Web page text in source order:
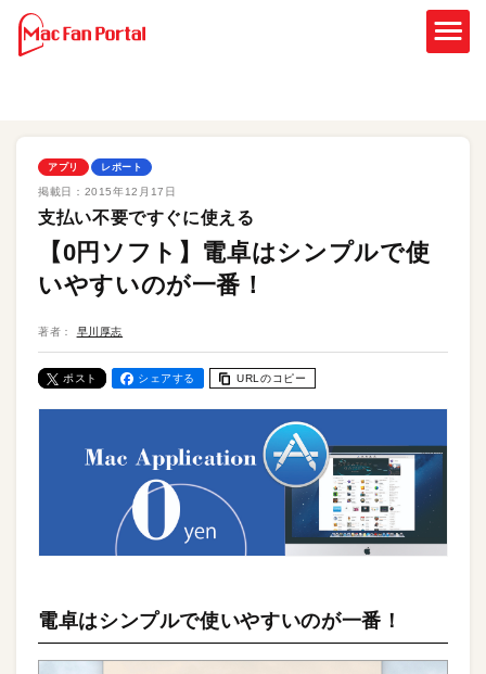
アプリ レポート
掲載日： 2015年12月17日
支払い不要ですぐに使える
【0円ソフト】電卓はシンプルで使
いやすいのが一番！
著者： 早川厚志
ポスト シェアする URLのコピー
電卓はシンプルで使いやすいのが一番！